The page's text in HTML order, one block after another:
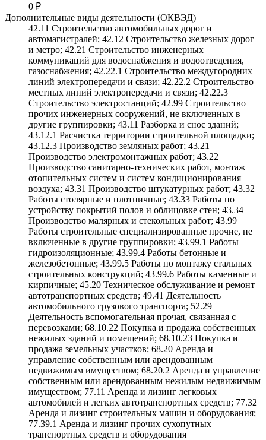
0 ₽
Дополнительные виды деятельности (ОКВЭД)
42.11 Строительство автомобильных дорог и
автомагистралей; 42.12 Строительство железных дорог
и метро; 42.21 Строительство инженерных
коммуникаций для водоснабжения и водоотведения,
газоснабжения; 42.22.1 Строительство междугородних
линий электропередачи и связи; 42.22.2 Строительство
местных линий электропередачи и связи; 42.22.3
Строительство электростанций; 42.99 Строительство
прочих инженерных сооружений, не включенных в
другие группировки; 43.11 Разборка и снос зданий;
43.12.1 Расчистка территории строительной площадки;
43.12.3 Производство земляных работ; 43.21
Производство электромонтажных работ; 43.22
Производство санитарно-технических работ, монтаж
отопительных систем и систем кондиционирования
воздуха; 43.31 Производство штукатурных работ; 43.32
Работы столярные и плотничные; 43.33 Работы по
устройству покрытий полов и облицовке стен; 43.34
Производство малярных и стекольных работ; 43.99
Работы строительные специализированные прочие, не
включенные в другие группировки; 43.99.1 Работы
гидроизоляционные; 43.99.4 Работы бетонные и
железобетонные; 43.99.5 Работы по монтажу стальных
строительных конструкций; 43.99.6 Работы каменные и
кирпичные; 45.20 Техническое обслуживание и ремонт
автотранспортных средств; 49.41 Деятельность
автомобильного грузового транспорта; 52.29
Деятельность вспомогательная прочая, связанная с
перевозками; 68.10.22 Покупка и продажа собственных
нежилых зданий и помещений; 68.10.23 Покупка и
продажа земельных участков; 68.20 Аренда и
управление собственным или арендованным
недвижимым имуществом; 68.20.2 Аренда и управление
собственным или арендованным нежилым недвижимым
имуществом; 77.11 Аренда и лизинг легковых
автомобилей и легких автотранспортных средств; 77.32
Аренда и лизинг строительных машин и оборудования;
77.39.1 Аренда и лизинг прочих сухопутных
транспортных средств и оборудования